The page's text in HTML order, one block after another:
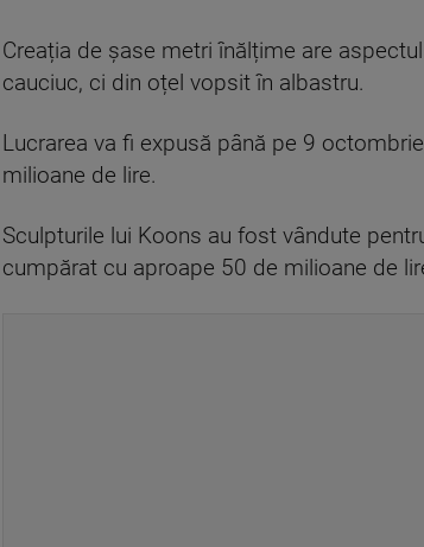
Creația de șase metri înălțime are
cauciuc, ci din oțel vopsit în albastru.
Lucrarea va fi expusă până pe 9
milioane de lire.
Sculpturile lui Koons au fost vândute
cumpărat cu aproape 50 de milioane de